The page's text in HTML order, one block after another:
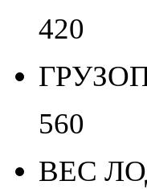
420
560
ВЕС